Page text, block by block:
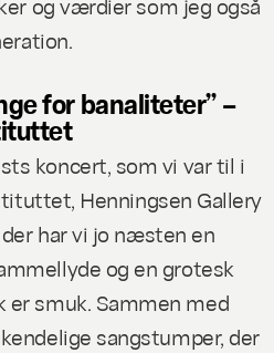
for banaliteter” –
koncert, som vi var til i
Henningsen Gallery
der har vi jo næsten en
og en grotesk
er smuk. Sammen med
sangstumper, der